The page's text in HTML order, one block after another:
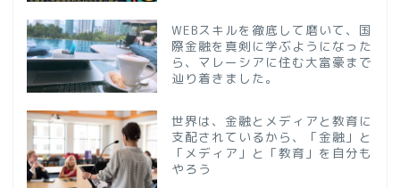
WEBスキルを徹底して磨いて、国
際金融を真剣に学ぶようになった
ら、マレーシアに住む大富豪まで
辿り着きました。
世界は、金融とメディアと教育に
支配されているから、「金融」と
「メディア」と「教育」を自分も
やろう